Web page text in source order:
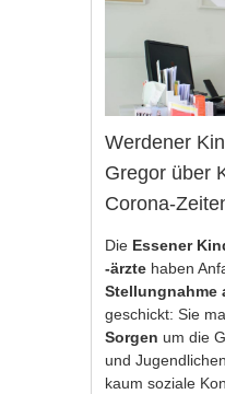
Werdener
Gregor über
Corona-
Die Essener
-ärzte haben
Stellungnahme
geschickt: Sie
Sorgen um die
und
kaum soziale